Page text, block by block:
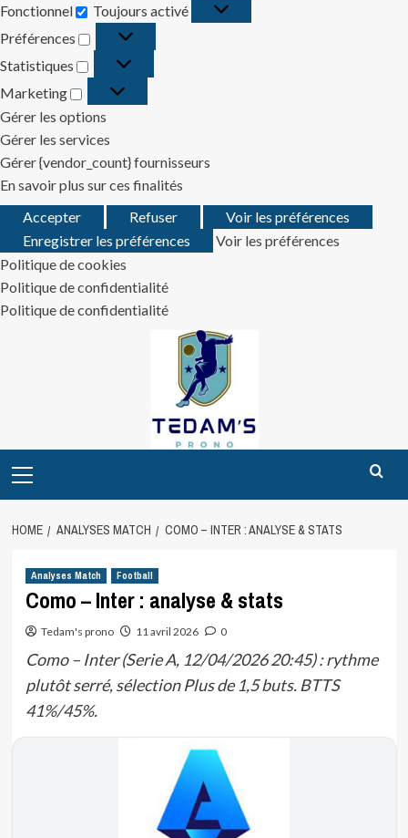
Fonctionnel
Fonctionnel
Toujours activé
Préférences
Préférences
Statistiques
Statistiques
Marketing
Marketing
Gérer les options
Gérer les services
Gérer {vendor_count} fournisseurs
En savoir plus sur ces finalités
Accepter
Refuser
Voir les préférences
Enregistrer les préférences
Voir les préférences
Politique de cookies
Politique de confidentialité
Politique de confidentialité
Menu
HOME ANALYSES MATCH COMO – INTER : ANALYSE & STATS
Analyses Match Football
Como – Inter : analyse & stats
Tedam's prono 11 avril 2026 0
Como – Inter (Serie A, 12/04/2026 20:45) : rythme
plutôt serré, sélection Plus de 1,5 buts. BTTS
41%/45%.